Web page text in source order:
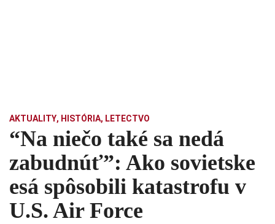
AKTUALITY, HISTÓRIA, LETECTVO
“Na niečo také sa nedá
zabudnúť”: Ako sovietske
esá spôsobili katastrofu v
U.S. Air Force